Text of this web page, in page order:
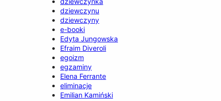
dziewczynu
dziewczyny
e-booki
Edyta Jungowska
Efraim Diveroli
egoizm
egzaminy
Elena Ferrante
eliminacje
Emilian Kamiński